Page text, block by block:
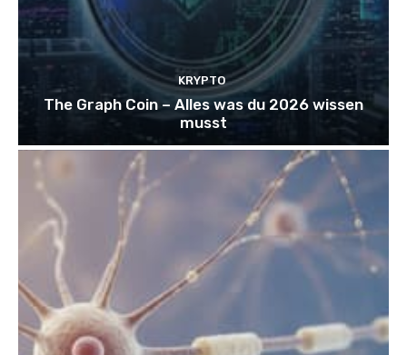
KRYPTO
The Graph Coin – Alles was du 2026 wissen
musst